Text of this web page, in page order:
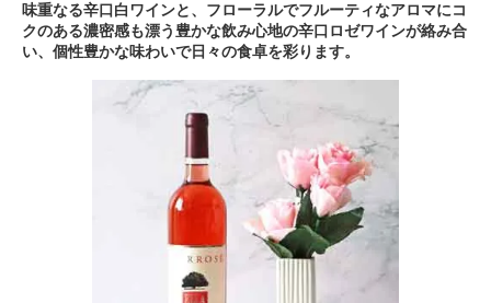
味重なる辛口白ワインと、フローラルでフルーティなアロマにコ
クのある濃密感も漂う豊かな飲み心地の辛口ロゼワインが絡み合
い、個性豊かな味わいで日々の食卓を彩ります。